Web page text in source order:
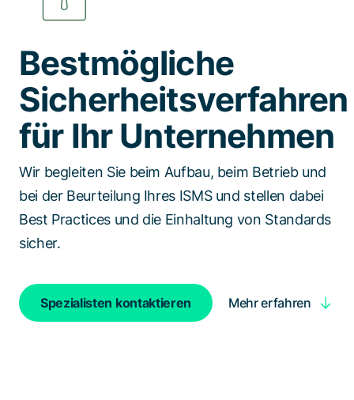
Bestmögliche
Sicherheitsverfahren
für Ihr Unternehmen
Wir begleiten Sie beim Aufbau, beim Betrieb und
bei der Beurteilung Ihres ISMS und stellen dabei
Best Practices und die Einhaltung von Standards
sicher.
Spezialisten kontaktieren Mehr erfahren